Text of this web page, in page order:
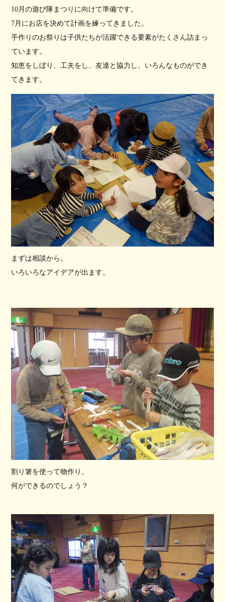
10月の遊び隊まつりに向けて準備です。
7月にお店を決めて計画を練ってきました。
手作りのお祭りは子供たちが活躍できる要素がたくさん詰まっ
ています。
知恵をしぼり、工夫をし、友達と協力し、いろんなものができ
てきます。
まずは相談から。
いろいろなアイデアが出ます。
割り箸を使って物作り。
何ができるのでしょう？